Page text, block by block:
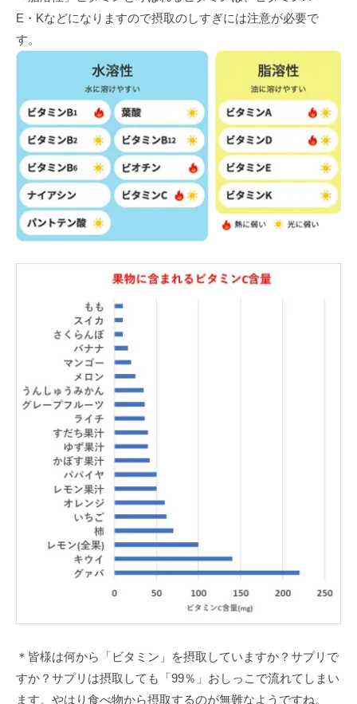
E・Kなどになりますので摂取のしすぎには注意が必要で
す。
＊皆様は何から「ビタミン」を摂取していますか？サプリで
すか？サプリは摂取しても「99％」おしっこで流れてしまい
ます。やはり食べ物から摂取するのが無難なようですね。